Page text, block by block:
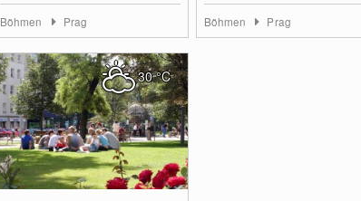
Böhmen Prag Böhmen Prag
30°C